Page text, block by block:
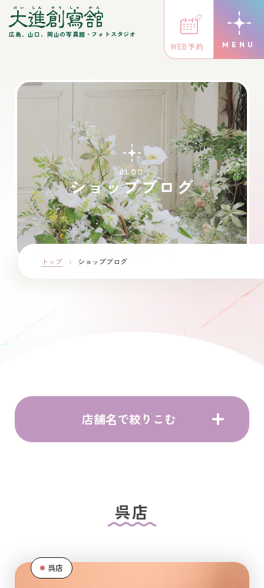
広島、山口、岡山の写真館・フォトスタジオ
WEB予約
BLOG
ショップブログ
トップ ショップブログ
店舗名で絞りこむ
呉店
呉店